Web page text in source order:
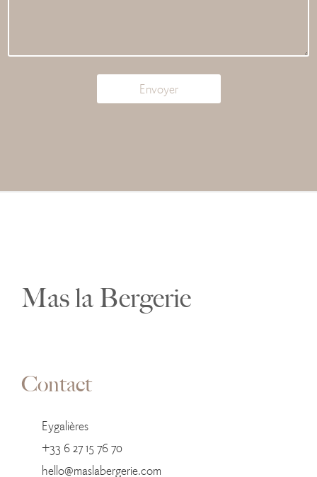
Envoyer
Mas la Bergerie
Contact
Eygalières
+33 6 27 15 76 70
hello@maslabergerie.com